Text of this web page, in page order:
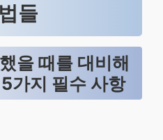
들
을 때를 대비해
가지 필수 사항